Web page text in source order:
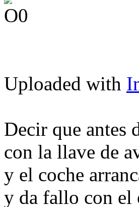
Uploaded with
Decir que antes
con la llave de
y el coche
y da fallo con el